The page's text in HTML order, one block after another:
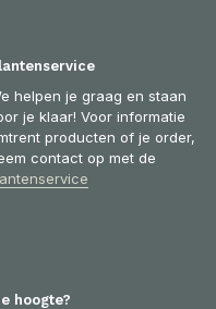
helpen je graag en staan
je klaar! Voor informatie
producten of je order,
contact op met de
hoogte?